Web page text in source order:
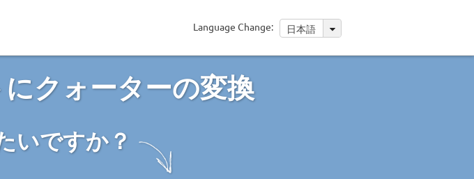
Language Change: 日本語
クォーターの変換
いですか？